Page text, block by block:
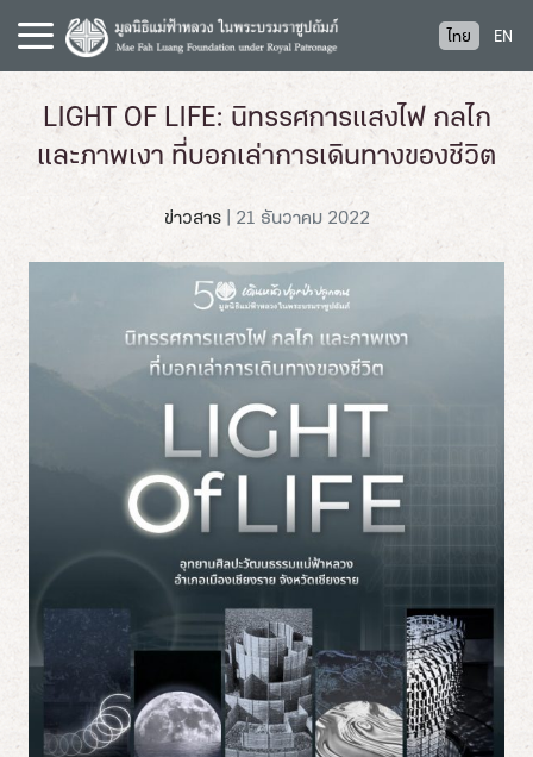
i
ไทย EN
LIGHT OF LIFE: นิทรรศการแสงไฟ กลไก
และภาพเงา ที่บอกเล่าการเดินทางของชีวิต
ข่าวสาร 21 ธันวาคม 2022